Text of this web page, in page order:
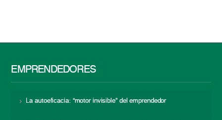
EMPRENDEDORES
La autoeficacia: “motor invisible” del emprendedor